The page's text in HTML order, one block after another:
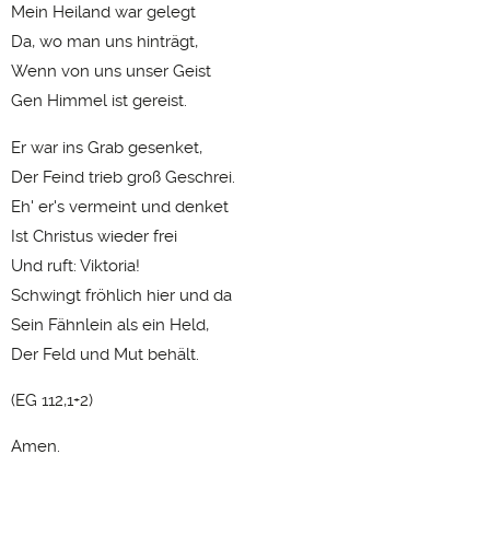
Mein Heiland war gelegt
Da, wo man uns hinträgt,
Wenn von uns unser Geist
Gen Himmel ist gereist.
Er war ins Grab gesenket,
Der Feind trieb groß Geschrei.
Eh' er's vermeint und denket
Ist Christus wieder frei
Und ruft: Viktoria!
Schwingt fröhlich hier und da
Sein Fähnlein als ein Held,
Der Feld und Mut behält.
(EG 112,1+2)
Amen.